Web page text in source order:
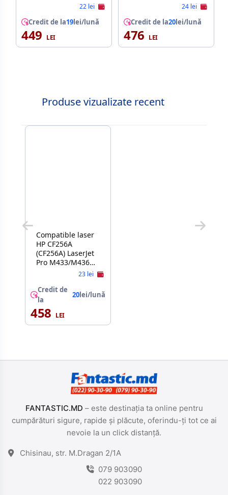
22 lei
Credit de la19lei/lună
449
24 lei
Credit de la20lei/lună
476
Produse vizualizate recent
Compatible laser
HP CF256A
(CF256A) LaserJet
Pro M433/M436
7.2K Imagine23 lei
Credit de
la
20lei/lună
458
FANTASTIC.MD – este destinația ta online pentru
cumpărături sigure, rapide și plăcute, oferindu-ți tot ce ai
nevoie la un click distanță.
Chisinau, str. M.Dragan 2/1A
079 903090
022 903090